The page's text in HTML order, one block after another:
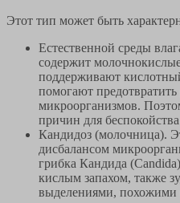
Этот тип может быть
Естественной среды
содержит
поддерживают
помогают
микроорганизмов.
причин для беспокойства
Кандидоз (молочница).
дисбалансом
грибка Кандида
кислым запахом, также
выделениями, похожими